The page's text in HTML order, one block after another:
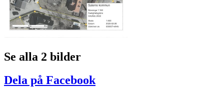
Se alla 2 bilder
Dela på Facebook